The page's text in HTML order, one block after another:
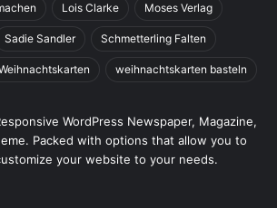
Lois Clarke Moses Verlag
Sadie Sandler Schmetterling Falten
weihnachtskarten basteln
WordPress Newspaper, Magazine,
Packed with options that allow you to
your website to your needs.